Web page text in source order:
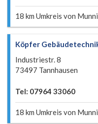
18 km Umkreis von
Köpfer
Industriestr. 8
73497 Tannhausen
Tel: 07964 33060
18 km Umkreis von